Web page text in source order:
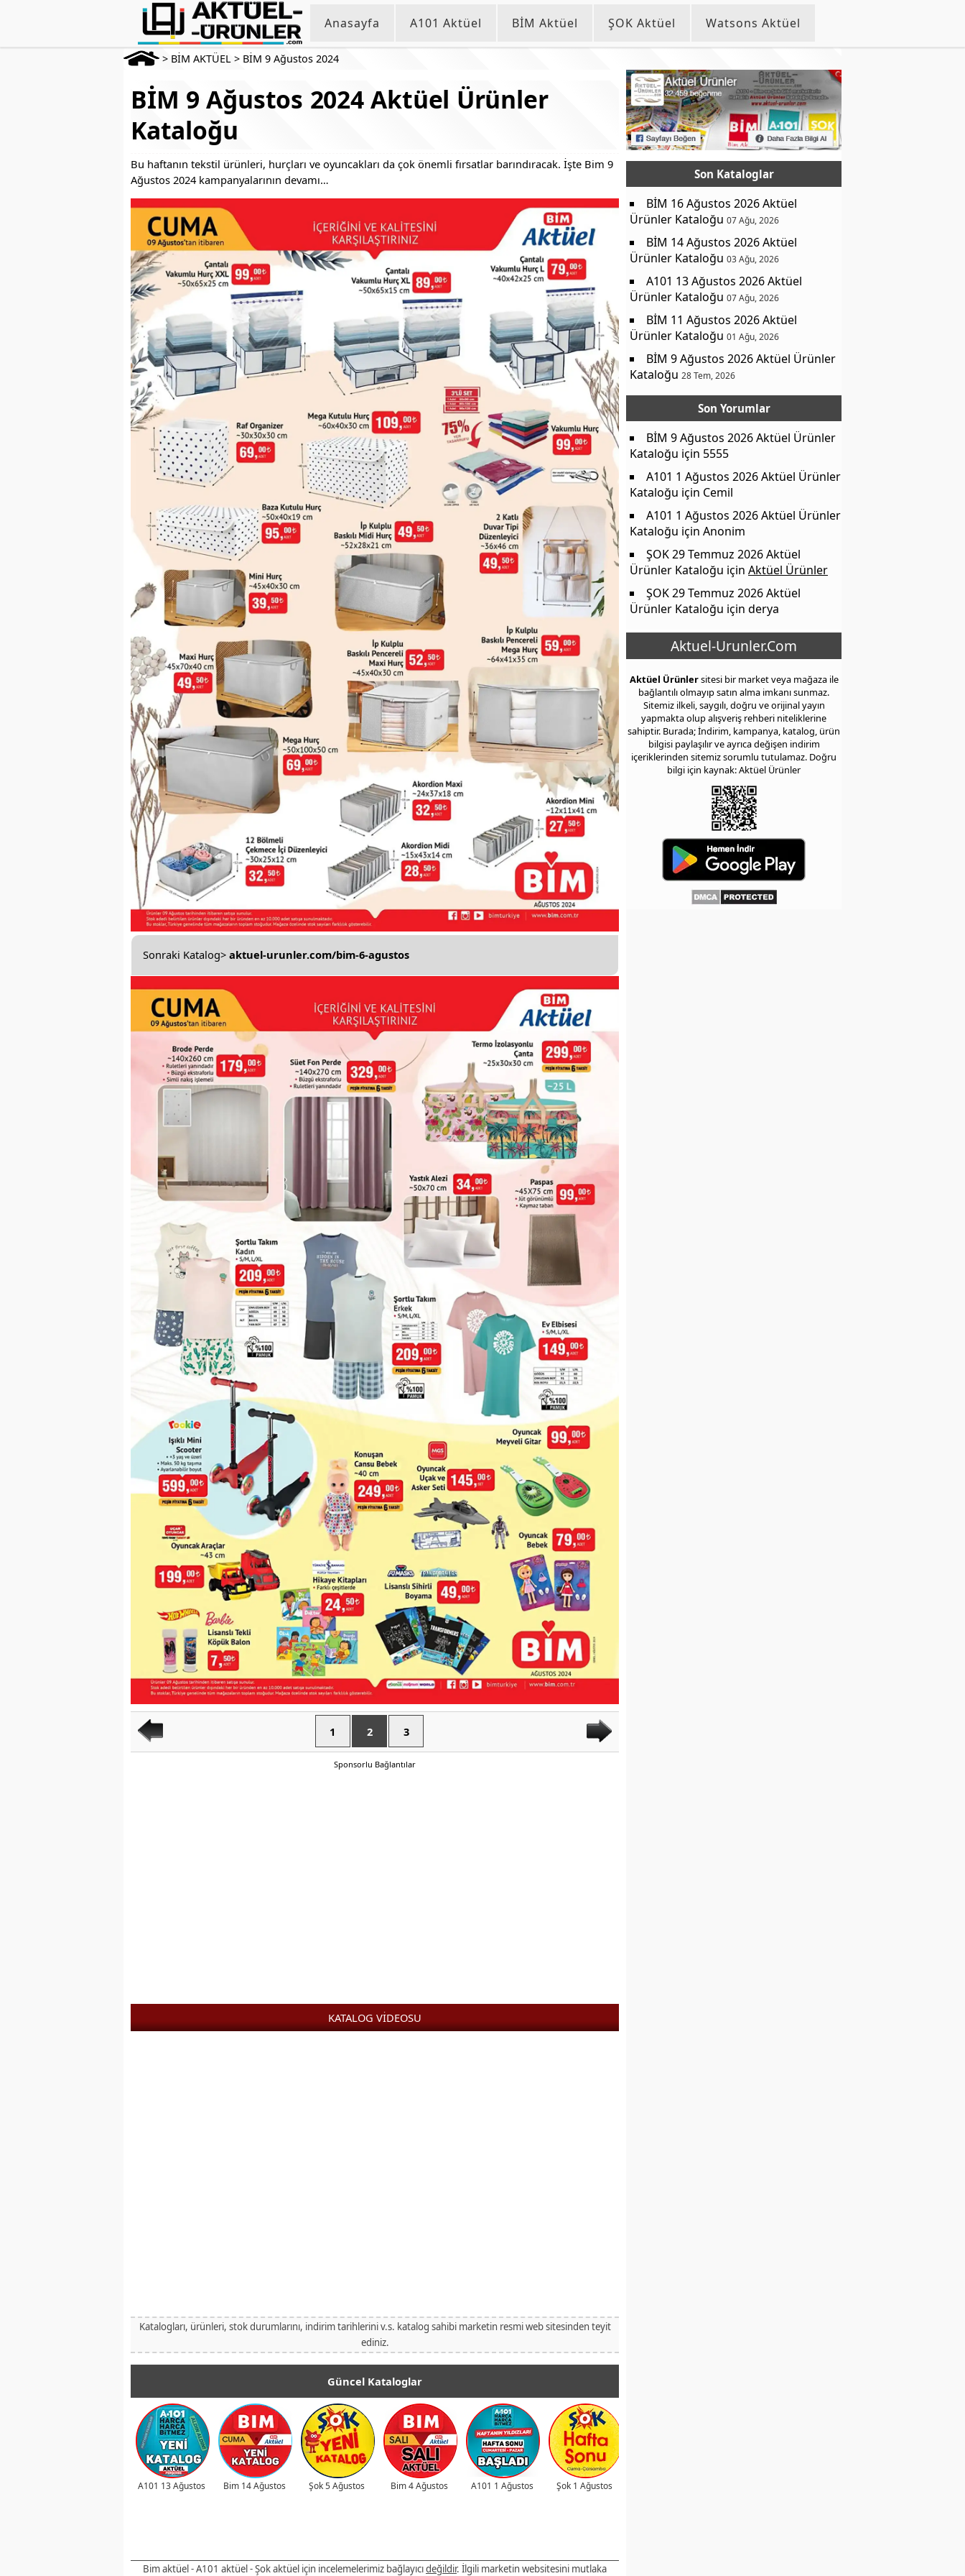
Anasayfa A101 Aktüel BİM Aktüel ŞOK Aktüel Watsons Aktüel
> BİM AKTÜEL > BİM 9 Ağustos 2024
BİM 9 Ağustos 2024 Aktüel Ürünler
Kataloğu
Bu haftanın tekstil ürünleri, hurçları ve oyuncakları da çok önemli fırsatlar barındıracak. İşte Bim 9
Ağustos 2024 kampanyalarının devamı…
Sonraki Katalog> aktuel-urunler.com/bim-6-agustos
1 2 3
Sponsorlu Bağlantılar
KATALOG VİDEOSU
Katalogları, ürünleri, stok durumlarını, indirim tarihlerini v.s. katalog sahibi marketin resmi web sitesinden teyit
ediniz.
Güncel Kataloglar
A101 13 Ağustos Bim 14 Ağustos Şok 5 Ağustos Bim 4 Ağustos A101 1 Ağustos Şok 1 Ağustos
Bim aktüel - A101 aktüel - Şok aktüel için incelemelerimiz bağlayıcıdeğildir. İlgili marketin websitesini mutlaka
Son Kataloglar
BİM 16 Ağustos 2026 Aktüel
Ürünler Kataloğu 07 Ağu, 2026
BİM 14 Ağustos 2026 Aktüel
Ürünler Kataloğu 03 Ağu, 2026
A101 13 Ağustos 2026 Aktüel
Ürünler Kataloğu 07 Ağu, 2026
BİM 11 Ağustos 2026 Aktüel
Ürünler Kataloğu 01 Ağu, 2026
BİM 9 Ağustos 2026 Aktüel Ürünler
Kataloğu 28 Tem, 2026
Son Yorumlar
BİM 9 Ağustos 2026 Aktüel Ürünler
Kataloğu için 5555
A101 1 Ağustos 2026 Aktüel Ürünler
Kataloğu için Cemil
A101 1 Ağustos 2026 Aktüel Ürünler
Kataloğu için Anonim
ŞOK 29 Temmuz 2026 Aktüel
Ürünler Kataloğu için Aktüel Ürünler
ŞOK 29 Temmuz 2026 Aktüel
Ürünler Kataloğu için derya
Aktuel-Urunler.Com
Aktüel Ürünlersitesi bir market veya mağaza ile
bağlantılı olmayıp satın alma imkanı sunmaz.
Sitemiz ilkeli, saygılı, doğru ve orijinal yayın
yapmakta olup alışveriş rehberi niteliklerine
sahiptir. Burada; İndirim, kampanya, katalog, ürün
bilgisi paylaşılır ve ayrıca değişen indirim
içeriklerinden sitemiz sorumlu tutulamaz. Doğru
bilgi için kaynak: Aktüel Ürünler